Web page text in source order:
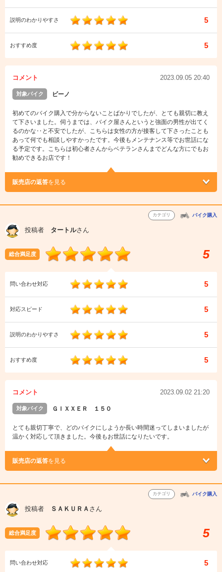
説明のわかりやすさ 5
おすすめ度 5
コメント 2023.09.05 20:40
対象バイク ビーノ
初めてのバイク購入で分からないことばかりでしたが、とても親切に教え
て下さいました。伺うまでは、バイク屋さんというと強面の男性が出てく
るのかな‥と不安でしたが、こちらは女性の方が接客して下さったことも
あって何でも相談しやすかったです。今後もメンテナンス等でお世話にな
る予定です。こちらは初心者さんからベテランさんまでどんな方にでもお
勧めできるお店です！
販売店の返答を見る
カテゴリ バイク購入
投稿者 タートルさん
総合満足度 5
問い合わせ対応 5
対応スピード 5
説明のわかりやすさ 5
おすすめ度 5
コメント 2023.09.02 21:20
対象バイク ＧＩＸＸＥＲ １５０
とても親切丁寧で、どのバイクにしようか長い時間迷ってしまいましたが
温かく対応して頂きました。今後もお世話になりたいです。
販売店の返答を見る
カテゴリ バイク購入
投稿者 ＳＡＫＵＲＡ さん
総合満足度 5
問い合わせ対応 5